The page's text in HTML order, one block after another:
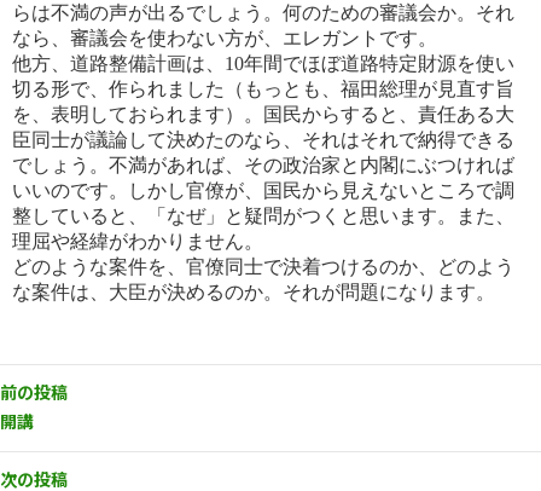
らは不満の声が出るでしょう。何のための審議会か。それ
なら、審議会を使わない方が、エレガントです。
他方、道路整備計画は、10年間でほぼ道路特定財源を使い
切る形で、作られました（もっとも、福田総理が見直す旨
を、表明しておられます）。国民からすると、責任ある大
臣同士が議論して決めたのなら、それはそれで納得できる
でし ょう。不満があれば、その政治家と内閣にぶつければ
いいのです。しかし官僚が、国民から見えないところで調
整していると、「なぜ」と疑問がつくと思います。また、
理屈や経緯がわかりません。
どのような案件を、官僚同士で決着つけるのか、どのよう
な案件は、大臣が決めるのか。それが問題になります。
前の投稿
開講
次の投稿